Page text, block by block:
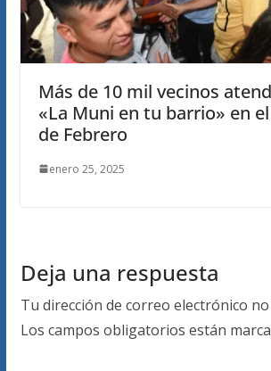
Más de 10 mil vecinos
«La Muni en tu barrio» en
de Febrero
enero 25, 2025
Deja una respuesta
Tu dirección de correo electrónico
Los campos obligatorios están